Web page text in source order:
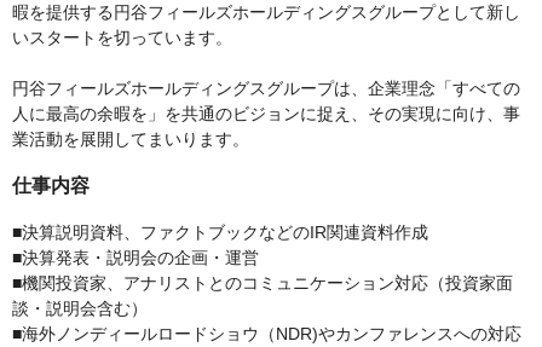
暇を提供する円谷フィールズホールディングスグループとして新し
いスタートを切っています。
円谷フィールズホールディングスグループは、企業理念「すべての
人に最高の余暇を」を共通のビジョンに捉え、その実現に向け、事
業活動を展開してまいります。
仕事内容
■決算説明資料、ファクトブックなどのIR関連資料作成
■決算発表・説明会の企画・運営
■機関投資家、アナリストとのコミュニケーション対応（投資家面
談・説明会含む）
■海外ノンディールロードショウ（NDR)やカンファレンスへの対応